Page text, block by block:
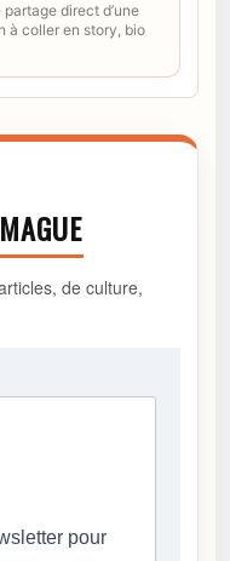
direct d’une
à coller en story, bio
de culture,